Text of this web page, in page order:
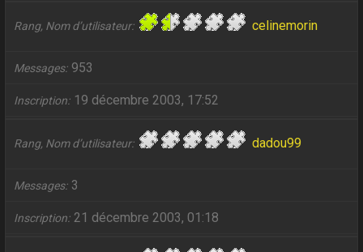
Rang, Nom d’utilisateur celinemorin
Messages 953
Inscription 19 décembre 2003, 17:52
Rang, Nom d’utilisateur dadou99
Messages 3
Inscription 21 décembre 2003, 01:18